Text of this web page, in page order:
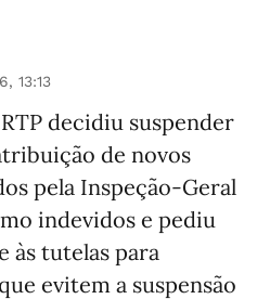
13:13
decidiu suspender
de novos
pela Inspeção-Geral
indevidos e pediu
às tutelas para
evitem a suspensão